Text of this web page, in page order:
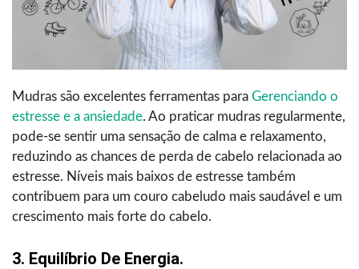
Mudras são excelentes ferramentas para Gerenciando o
estresse e a ansiedade. Ao praticar mudras regularmente,
pode-se sentir uma sensação de calma e relaxamento,
reduzindo as chances de perda de cabelo relacionada ao
estresse. Níveis mais baixos de estresse também
contribuem para um couro cabeludo mais saudável e um
crescimento mais forte do cabelo.
3. Equilíbrio De Energia.